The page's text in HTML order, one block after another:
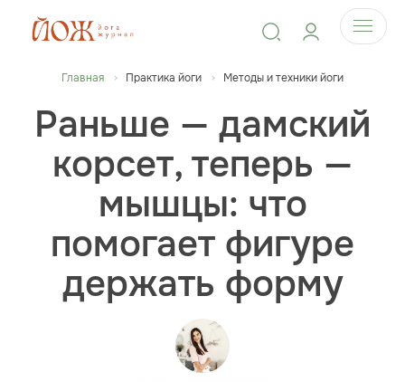
Главная Практика йоги Методы и техники йоги
Раньше — дамский
корсет, теперь —
мышцы: что
помогает фигуре
держать форму